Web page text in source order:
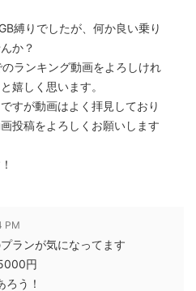
縛りでしたが、何か良い乗り
か？
ランキング動画をよろしけれ
嬉しく思います。
すが動画はよく拝見しており
投稿をよろしくお願いします
PM
ランが気になってます
円
ろう！